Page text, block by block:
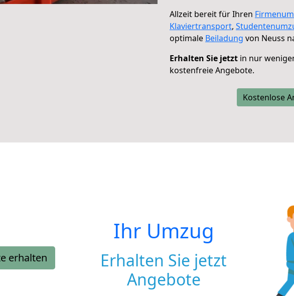
Allzeit bereit für Ihren
Klaviertransport,
optimale Beiladung von Neuss
Erhalten Sie jetzt in nur
kostenfreie Angebote.
Kostenlose
erhalten
Ihr Umzug
Erhalten Sie jetzt
Angebote